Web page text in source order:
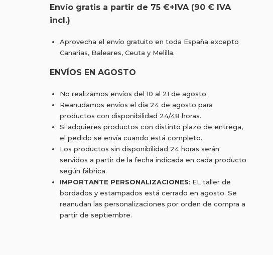
Envío gratis a partir de 75 €+IVA (90 € IVA
incl.)
Aprovecha el envío gratuito en toda España excepto
Canarias, Baleares, Ceuta y Melilla.
ENVÍOS EN AGOSTO
No realizamos envíos del 10 al 21 de agosto.
Reanudamos envíos el día 24 de agosto para
productos con disponibilidad 24/48 horas.
Si adquieres productos con distinto plazo de entrega,
el pedido se envía cuando está completo.
Los productos sin disponibilidad 24 horas serán
servidos a partir de la fecha indicada en cada producto
según fábrica.
IMPORTANTE PERSONALIZACIONES: EL taller de
bordados y estampados está cerrado en agosto. Se
reanudan las personalizaciones por orden de compra a
partir de septiembre.